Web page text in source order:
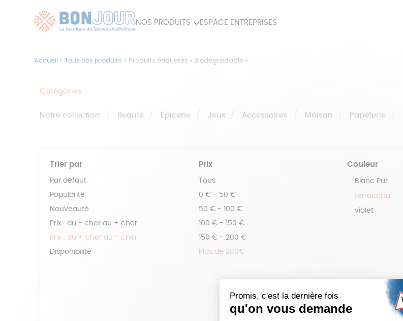
NOS PRODUITS ESPACE ENTREPRISES
Accueil >Tous nos produits > Produits étiquetés « Biodégradable »
Catégories
Notre collection Beauté Épicerie Jeux Accessoires Maison Papeterie
Trier par
Par défaut
Popularité
Nouveauté
Prix : du - cher au + cher
Prix : du + cher au - cher
Disponibilité
Prix
Tous
0 € - 50 €
50 € - 100 €
100 € - 150 €
150 € - 200 €
Plus de 200€
Couleur
Blanc Pur
terracotta
violet